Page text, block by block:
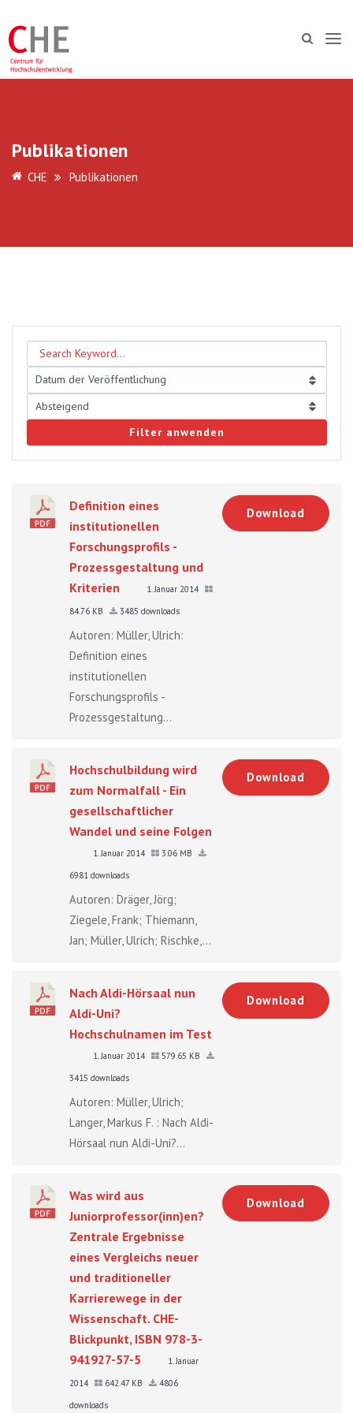
Publikationen
CHE Publikationen
Filter anwenden
Definition eines
institutionellen
Forschungsprofils -
Prozessgestaltung und
Kriterien
1. Januar 2014
84.76 KB
3485 downloads
Autoren: Müller, Ulrich:
Definition eines
institutionellen
Forschungsprofils -
Prozessgestaltung...
Download
Hochschulbildung wird
zum Normalfall - Ein
gesellschaftlicher
Wandel und seine Folgen
1. Januar 2014
3.06 MB
6981 downloads
Autoren: Dräger, Jörg;
Ziegele, Frank; Thiemann,
Jan; Müller, Ulrich; Rischke,...
Download
Nach Aldi-Hörsaal nun
Aldi-Uni?
Hochschulnamen im Test
1. Januar 2014
579.65 KB
3415 downloads
Autoren: Müller, Ulrich;
Langer, Markus F. : Nach Aldi-
Hörsaal nun Aldi-Uni?...
Download
Was wird aus
Juniorprofessor(inn)en?
Zentrale Ergebnisse
eines Vergleichs neuer
und traditioneller
Karrierewege in der
Wissenschaft. CHE-
Blickpunkt, ISBN 978-3-
941927-57-5
1. Januar
2014
642.47 KB
4806
downloads
Download